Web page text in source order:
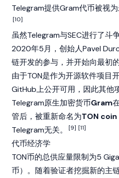
Telegram提供Gram代币被视为
[10]
虽然Telegram与SEC进行了斗
2020年5月，创始人Pavel
链开发的参与，并开始向最初
由于TON是作为开源软件项目
GitHub上公开可用，因此其他
Telegram原生加密货币Gram
管后，被重新命名为TON coin
Telegram无关。
[9] [11]
代币经济学
TON币的总供应量限制为5
币）。随着验证者挖掘新的主